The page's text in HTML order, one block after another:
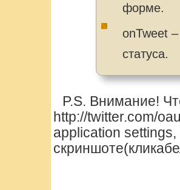
форме.
onTweet
статуса.
P.S. Внимание!
http://twitter.com/
application settings,